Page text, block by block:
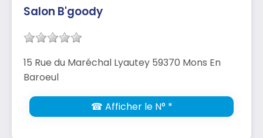
Salon B'goody
15 Rue du Maréchal Lyautey 59370 Mons En
Baroeul
☎ Afficher le N° *